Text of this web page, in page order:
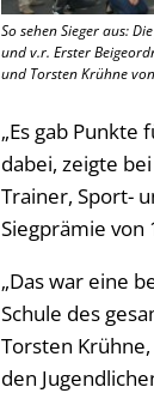
So sehen Sieger aus:
und v.r. Erster
und Torsten Krühne
„Es gab
dabei, zeigte
Trainer, Sport-
Siegprämie von
„Das war eine
Schule des
Torsten
den